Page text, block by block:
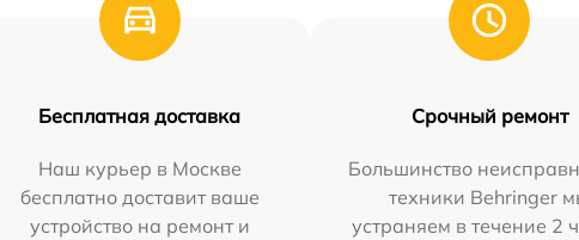
Бесплатная доставка
Наш курьер в Москве
бесплатно доставит ваше
устройство на ремонт и
Срочный ремонт
Большинство
техники Behringer
устраняем в течение 2